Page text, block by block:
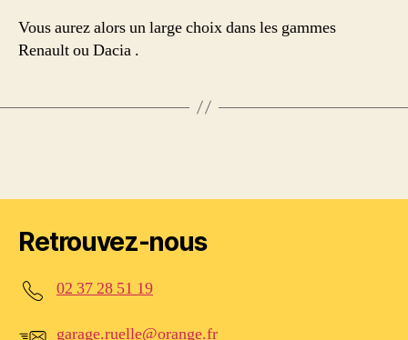
Vous aurez alors un large choix dans les gammes
Renault ou Dacia .
Retrouvez-nous
02 37 28 51 19
garage.ruelle@orange.fr